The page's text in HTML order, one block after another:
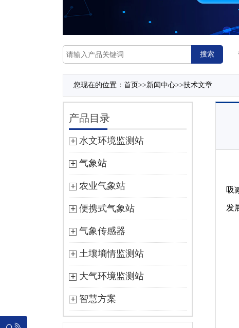
您现在的位置： 首页>>新闻中心>>技术文章
产品目录
水文环境监测站
气象站
农业气象站
便携式气象站
气象传感器
土壤墒情监测站
大气环境监测站
智慧方案
吸
发